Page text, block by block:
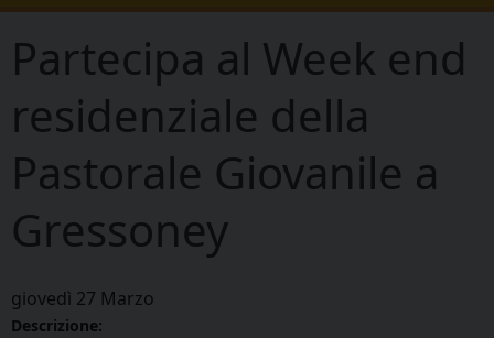
Partecipa al Week end
residenziale della
Pastorale Giovanile a
Gressoney
giovedì 27 Marzo
Descrizione: